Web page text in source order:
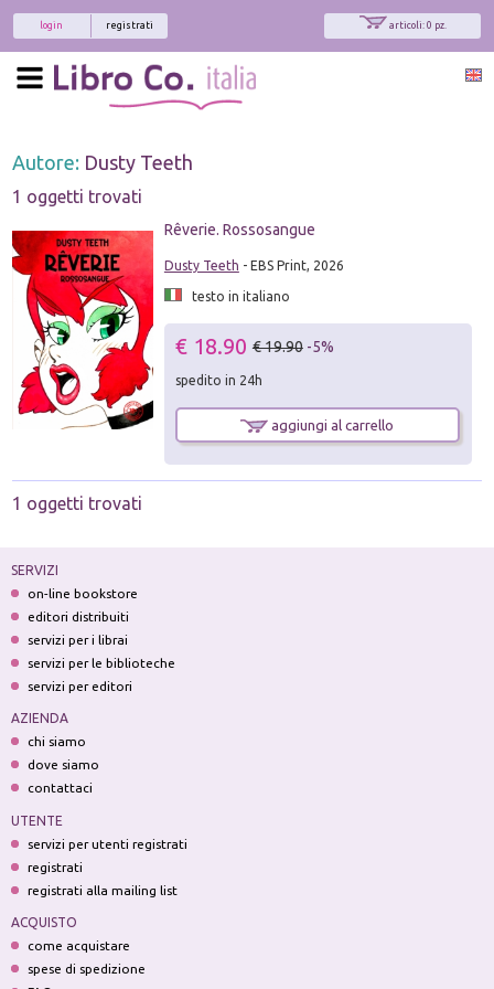
articoli: 0 pz.
registrati
login
Autore: Dusty Teeth
1 oggetti trovati
Rêverie. Rossosangue
Dusty Teeth - EBS Print, 2026
testo in italiano
€ 18.90 € 19.90 -5%
spedito in 24h
aggiungi al carrello
1 oggetti trovati
SERVIZI
on-line bookstore
editori distribuiti
servizi per i librai
servizi per le biblioteche
servizi per editori
AZIENDA
chi siamo
dove siamo
contattaci
UTENTE
servizi per utenti registrati
registrati
registrati alla mailing list
ACQUISTO
come acquistare
spese di spedizione